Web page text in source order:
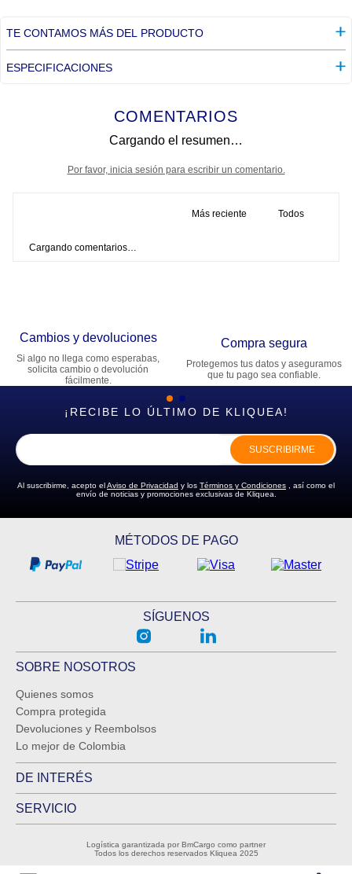
TE CONTAMOS MÁS DEL PRODUCTO
ESPECIFICACIONES
COMENTARIOS
Cargando el resumen…
Por favor, inicia sesión para escribir un comentario.
Más reciente Todos
Cargando comentarios…
Cambios y devoluciones
Si algo no llega como esperabas,
solicita cambio o devolución
fácilmente.
Compra segura
Protegemos tus datos y aseguramos
que tu pago sea confiable.
¡RECIBE LO ÚLTIMO DE KLIQUEA!
SUSCRIBIRME
Al suscribirme, acepto elAviso de Privacidad y los Términos y Condiciones , así como el
envío de noticias y promociones exclusivas de Kliquea.
MÉTODOS DE PAGO
SÍGUENOS
SOBRE NOSOTROS
Quienes somos
Compra protegida
Devoluciones y Reembolsos
Lo mejor de Colombia
DE INTERÉS
SERVICIO
Logística garantizada por BmCargo como partner
Todos los derechos reservados Kliquea 2025